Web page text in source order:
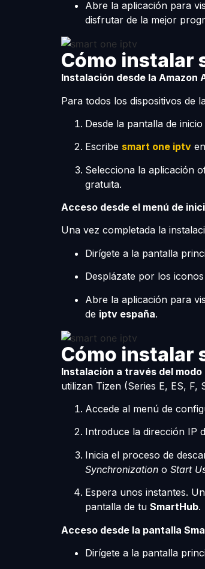
Abre la aplicación para
disfrutar de la mejor
Cómo instalar
Instalación desde la Amazon
Para todos los dispositivos de
Desde la pantalla de
Escribe smart one iptv
Selecciona la aplicación
gratuita.
Acceso desde el menú de
Una vez completada la
Dirígete a la pantalla
Desplázate por los
Abre la aplicación para
de iptv españa.
Cómo instalar
Instalación a través del
utilizan Tizen (Series E, ES,
Accede al menú de
Introduce la dirección IP
Inicia el proceso de
Synchronization o Start
Espera unos instantes.
pantalla de tu SmartHub.
Acceso desde la pantalla
Dirígete a la pantalla